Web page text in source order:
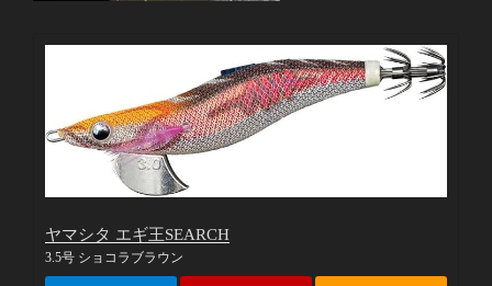
ヤマシタ エギ王SEARCH
3.5号 ショコラブラウン